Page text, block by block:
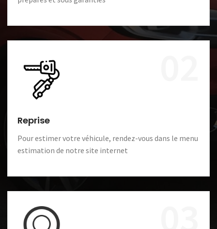
Reprise
Pour estimer votre véhicule, rendez-vous dans le menu
estimation de notre site internet